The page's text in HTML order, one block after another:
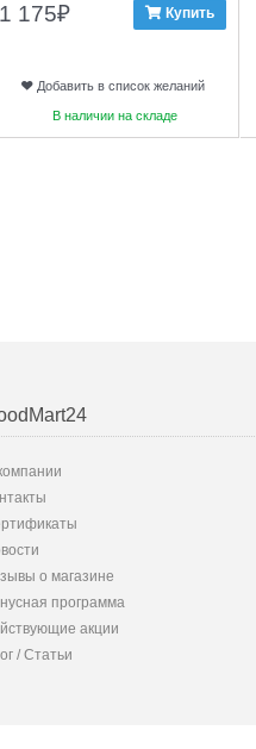
1 175₽ Купить
Добавить в список желаний
В наличии на складе
о магазине
программа
акции
/ Статьи